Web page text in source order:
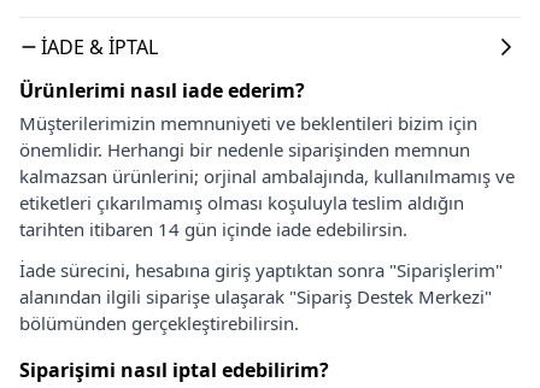
İADE & İPTAL
Ürünlerimi nasıl iade ederim?
Müşterilerimizin memnuniyeti ve beklentileri bizim için
önemlidir. Herhangi bir nedenle siparişinden memnun
kalmazsan ürünlerini; orjinal ambalajında, kullanılmamış ve
etiketleri çıkarılmamış olması koşuluyla teslim aldığın
tarihten itibaren 14 gün içinde iade edebilirsin.
İade sürecini, hesabına giriş yaptıktan sonra "Siparişlerim"
alanından ilgili siparişe ulaşarak "Sipariş Destek Merkezi"
bölümünden gerçekleştirebilirsin.
Siparişimi nasıl iptal edebilirim?